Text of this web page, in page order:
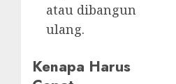
atau dibangun
ulang.
Kenapa Harus